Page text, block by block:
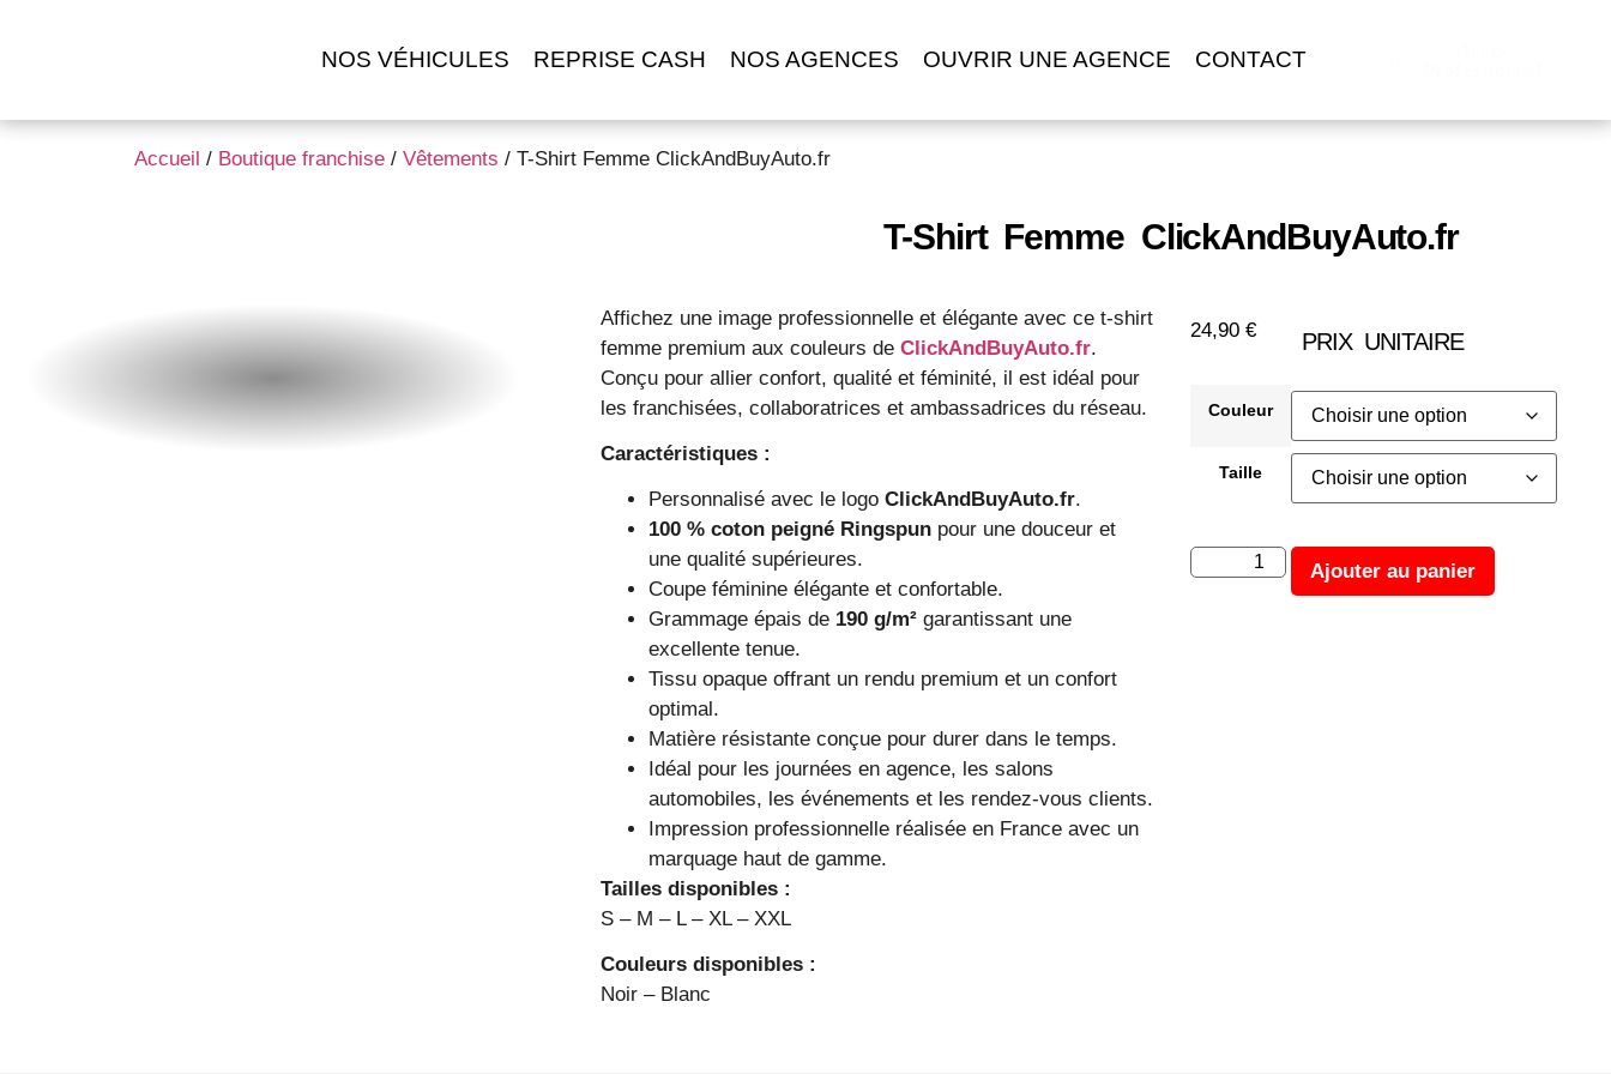
NOS VÉHICULES REPRISE CASH NOS AGENCES OUVRIR UNE AGENCE CONTACT
Accueil / Boutique franchise / Vêtements / T-Shirt Femme ClickAndBuyAuto.fr
T-Shirt Femme ClickAndBuyAuto.fr
Affichez une image professionnelle et élégante avec ce t-shirt
femme premium aux couleurs deClickAndBuyAuto.fr.
Conçu pour allier confort, qualité et féminité, il est idéal pour
les franchisées, collaboratrices et ambassadrices du réseau.
Caractéristiques :
Personnalisé avec le logoClickAndBuyAuto.fr.
100 % coton peigné Ringspun pour une douceur et
une qualité supérieures.
Coupe féminine élégante et confortable.
Grammage épais de 190 g/m² garantissant une
excellente tenue.
Tissu opaque offrant un rendu premium et un confort
optimal.
Matière résistante conçue pour durer dans le temps.
Idéal pour les journées en agence, les salons
automobiles, les événements et les rendez-vous clients.
Impression professionnelle réalisée en France avec un
marquage haut de gamme.
Tailles disponibles :
S – M – L – XL – XXL
Couleurs disponibles :
Noir – Blanc
24,90 € PRIX UNITAIRE
Couleur
Taille
Ajouter au panier